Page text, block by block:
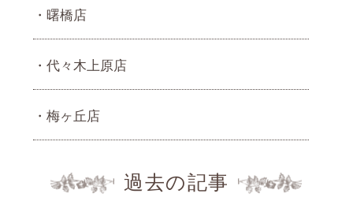
曙橋店
代々木上原店
梅ヶ丘店
過去の記事